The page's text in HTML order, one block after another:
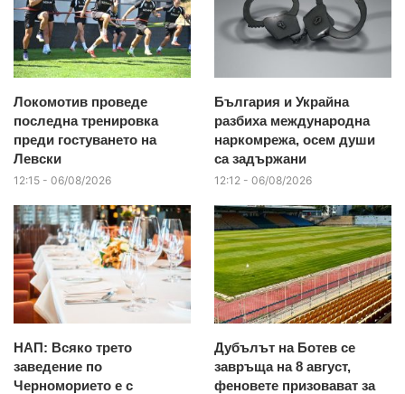
Локомотив проведе
последна тренировка
преди гостуването на
Левски
12:15 - 06/08/2026
България и Украйна
разбиха международна
наркомрежа, осем души
са задържани
12:12 - 06/08/2026
НАП: Всяко трето
заведение по
Черноморието е с
Дубълът на Ботев се
завръща на 8 август,
феновете призовават за